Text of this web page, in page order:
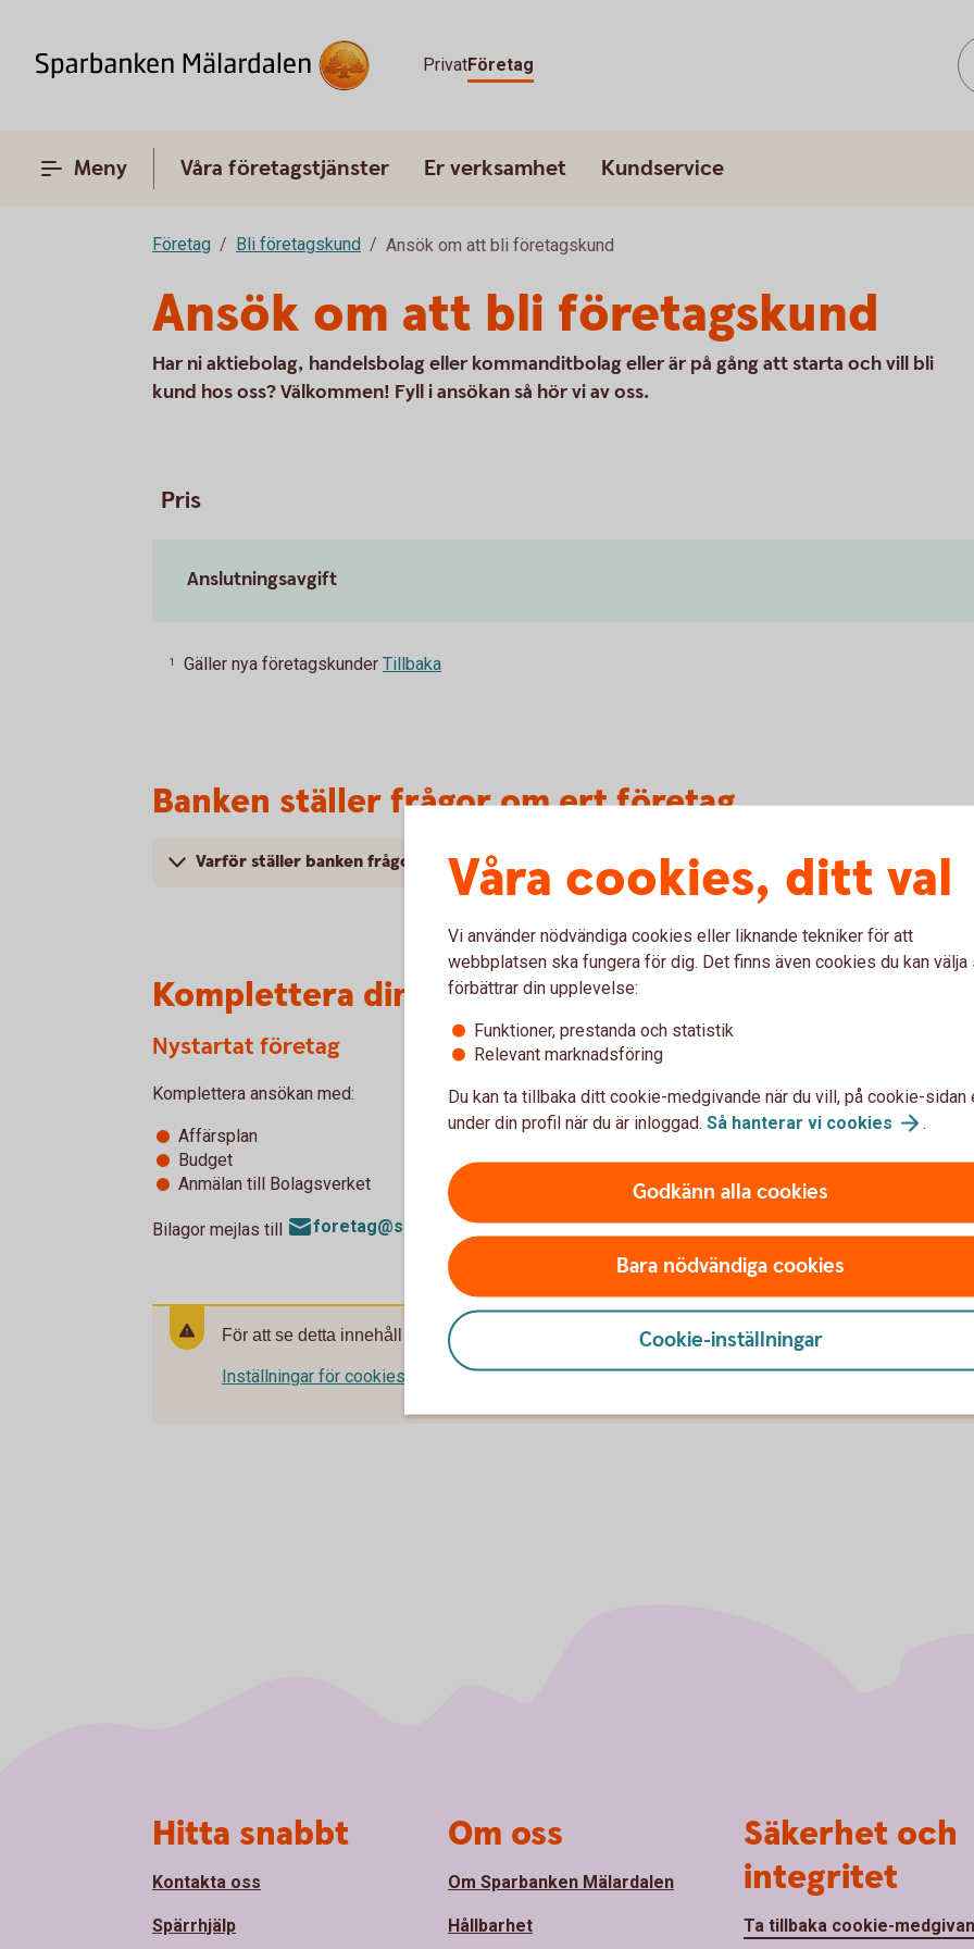
PrivatFöretag
Meny Våra företagstjänster Er verksamhet Kundservice
Företag Bli företagskund Ansök om att bli företagskund
Ansök om att bli företagskund
Har ni aktiebolag, handelsbolag eller kommanditbolag eller är på gång att starta och vill bli
kund hos oss? Välkommen! Fyll i ansökan så hör vi av oss.
Pris
Anslutningsavgift
1 Gäller nya företagskunder Tillbaka
Banken ställer frågor om ert företag
Varför ställer banken frågor om ditt företag?
Komplettera din ansökan
Nystartat företag
Komplettera ansökan med:
Affärsplan
Budget
Anmälan till Bolagsverket
Bilagor mejlas till foretag@sparbankenvm.se
Komplettera ansökan med:
Budget
Bokslut senaste
Resultat- och
Bilagor mejlas till
För att se detta innehåll behöver du först godkänna cookies för Funktioner, prestanda och statistik.
Inställningar för cookies
Våra cookies, ditt val
Vi använder nödvändiga cookies eller liknande tekniker för att
webbplatsen ska fungera för dig. Det finns även cookies du kan välja
förbättrar din upplevelse:
Funktioner, prestanda och statistik
Relevant marknadsföring
Du kan ta tillbaka ditt cookie-medgivande när du vill, på cookie-sidan
under din profil när du är inloggad. Så hanterar vi cookies .
Godkänn alla cookies
Bara nödvändiga cookies
Cookie-inställningar
Hitta snabbt
Kontakta oss
Spärrhjälp
Om oss
Om Sparbanken Mälardalen
Hållbarhet
Säkerhet och
integritet
Ta tillbaka cookie-